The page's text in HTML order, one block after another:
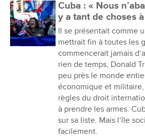
Cuba : « Nous
y a tant de choses
Il se présentait comme
mettrait fin à toutes les
commencerait jamais
rien de temps, Donald
peu près le monde
économique et
règles du droit
à prendre les armes.
sur sa liste. Mais l’île
facilement.